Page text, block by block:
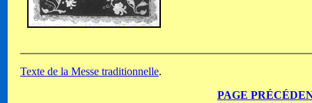
Texte de la Messe traditionnelle.
PAGE